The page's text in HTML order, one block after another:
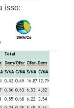
isso: